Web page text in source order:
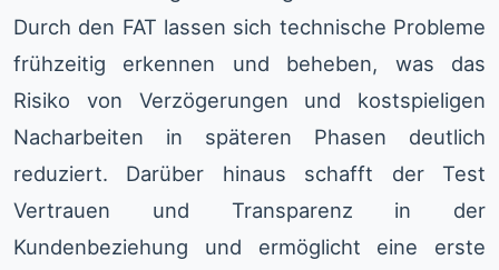
Durch den FAT lassen sich technische Probleme
frühzeitig erkennen und beheben, was das
Risiko von Verzögerungen und kostspieligen
Nacharbeiten in späteren Phasen deutlich
reduziert. Darüber hinaus schafft der Test
Vertrauen und Transparenz in der
Kundenbeziehung und ermöglicht eine erste